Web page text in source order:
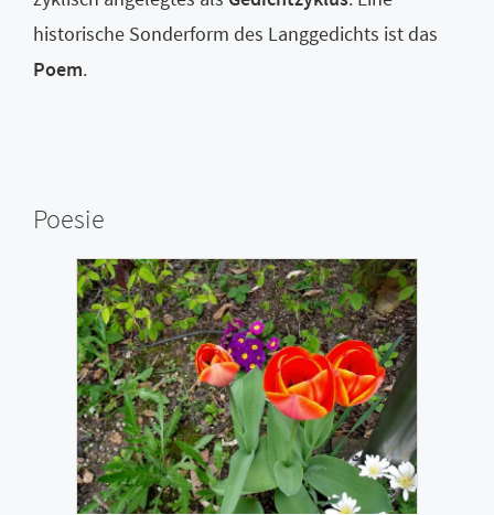
historische Sonderform des Langgedichts ist das
Poem.
Poesie